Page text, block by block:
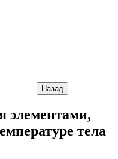
Назад
элементами,
тела